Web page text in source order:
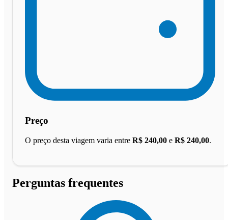
Preço
O preço desta viagem varia entre R$ 240,00 e R$ 240,00.
Perguntas frequentes